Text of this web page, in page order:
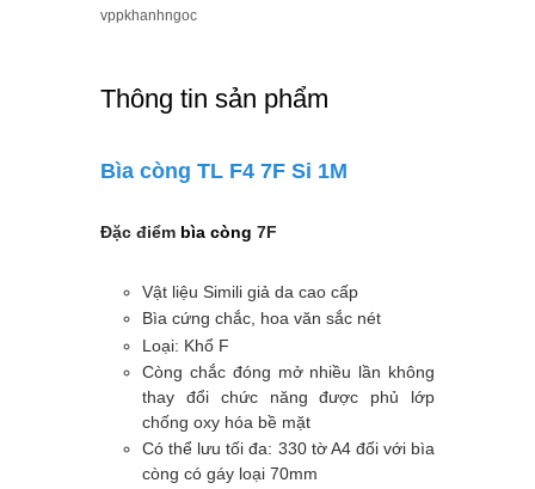
vppkhanhngoc
Thông tin sản phẩm
Bìa còng TL F4 7F Si 1M
Đặc điểm bìa còng 7F
Vật liệu Simili giả da cao cấp
Bìa cứng chắc, hoa văn sắc nét
Loại: Khổ F
Còng chắc đóng mở nhiều lần không
thay đổi chức năng được phủ lớp
chống oxy hóa bề mặt
Có thể lưu tối đa: 330 tờ A4 đối với bìa
còng có gáy loại 70mm